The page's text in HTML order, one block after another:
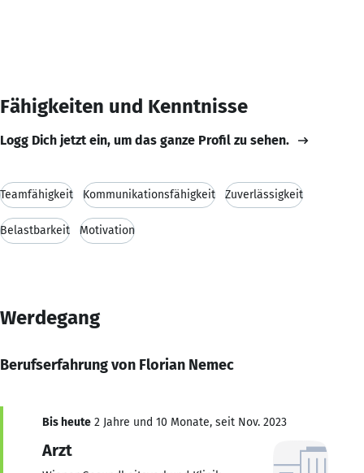
Fähigkeiten und Kenntnisse
Logg Dich jetzt ein, um das ganze Profil zu sehen.
Teamfähigkeit Kommunikationsfähigkeit Zuverlässigkeit
Belastbarkeit Motivation
Werdegang
Berufserfahrung von Florian Nemec
Bis heute 2 Jahre und 10 Monate, seit Nov. 2023
Arzt